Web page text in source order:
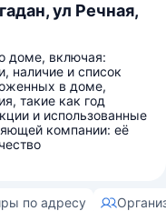
ул Речная,
доме, включая:
наличие и список
в доме,
такие как год
и использованные
компании: её
по адресу